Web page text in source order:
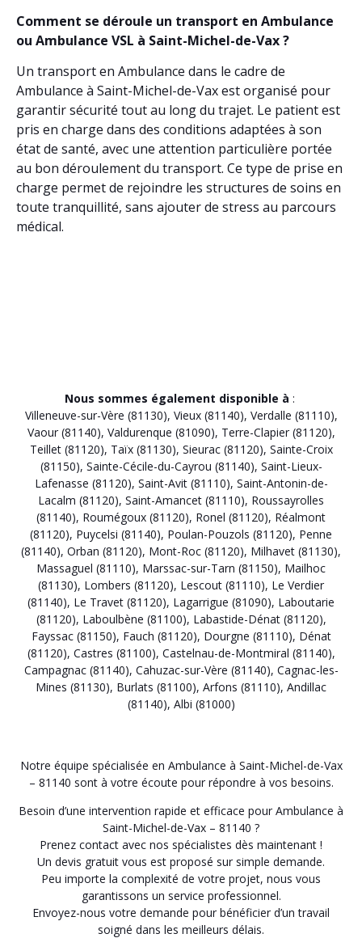
Comment se déroule un transport en Ambulance
ou Ambulance VSL à Saint-Michel-de-Vax ?
Un transport en Ambulance dans le cadre de
Ambulance à Saint-Michel-de-Vax est organisé pour
garantir sécurité tout au long du trajet. Le patient est
pris en charge dans des conditions adaptées à son
état de santé, avec une attention particulière portée
au bon déroulement du transport. Ce type de prise en
charge permet de rejoindre les structures de soins en
toute tranquillité, sans ajouter de stress au parcours
médical.
Nous sommes également disponible à :
Villeneuve-sur-Vère (81130), Vieux (81140), Verdalle (81110),
Vaour (81140), Valdurenque (81090), Terre-Clapier (81120),
Teillet (81120), Taïx (81130), Sieurac (81120), Sainte-Croix
(81150), Sainte-Cécile-du-Cayrou (81140), Saint-Lieux-
Lafenasse (81120), Saint-Avit (81110), Saint-Antonin-de-
Lacalm (81120), Saint-Amancet (81110), Roussayrolles
(81140), Roumégoux (81120), Ronel (81120), Réalmont
(81120), Puycelsi (81140), Poulan-Pouzols (81120), Penne
(81140), Orban (81120), Mont-Roc (81120), Milhavet (81130),
Massaguel (81110), Marssac-sur-Tarn (81150), Mailhoc
(81130), Lombers (81120), Lescout (81110), Le Verdier
(81140), Le Travet (81120), Lagarrigue (81090), Laboutarie
(81120), Laboulbène (81100), Labastide-Dénat (81120),
Fayssac (81150), Fauch (81120), Dourgne (81110), Dénat
(81120), Castres (81100), Castelnau-de-Montmiral (81140),
Campagnac (81140), Cahuzac-sur-Vère (81140), Cagnac-les-
Mines (81130), Burlats (81100), Arfons (81110), Andillac
(81140), Albi (81000)
Notre équipe spécialisée en Ambulance à Saint-Michel-de-Vax
– 81140 sont à votre écoute pour répondre à vos besoins.
Besoin d’une intervention rapide et efficace pour Ambulance à
Saint-Michel-de-Vax – 81140 ?
Prenez contact avec nos spécialistes dès maintenant !
Un devis gratuit vous est proposé sur simple demande.
Peu importe la complexité de votre projet, nous vous
garantissons un service professionnel.
Envoyez-nous votre demande pour bénéficier d’un travail
soigné dans les meilleurs délais.